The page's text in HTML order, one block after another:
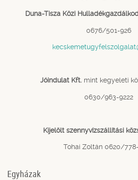
Duna-Tisza Közi
0676/501-926
Jóindulat Kft. mint kegyeleti
0630/963-9222
Kijelölt szennyvízszállítási
Tohai Zoltán 0620/
Egyházak